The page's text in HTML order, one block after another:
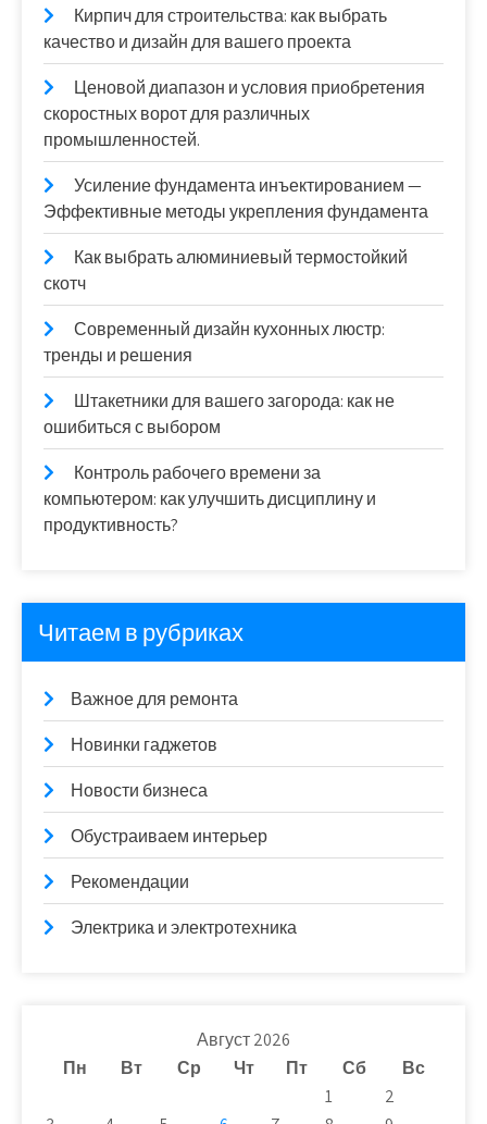
Кирпич для строительства: как выбрать
качество и дизайн для вашего проекта
Ценовой диапазон и условия приобретения
скоростных ворот для различных
промышленностей.
Усиление фундамента инъектированием —
Эффективные методы укрепления фундамента
Как выбрать алюминиевый термостойкий
скотч
Современный дизайн кухонных люстр:
тренды и решения
Штакетники для вашего загорода: как не
ошибиться с выбором
Контроль рабочего времени за
компьютером: как улучшить дисциплину и
продуктивность?
Читаем в рубриках
Важное для ремонта
Новинки гаджетов
Новости бизнеса
Обустраиваем интерьер
Рекомендации
Электрика и электротехника
Август 2026
Пн
Вт Ср Чт Пт Сб
Вс
1
2